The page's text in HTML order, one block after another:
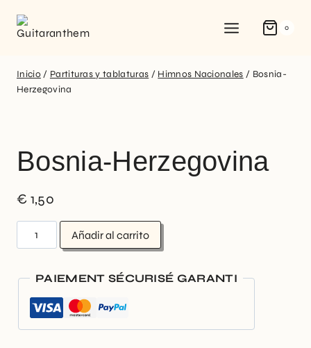
0
Inicio / Partituras y tablaturas / Himnos Nacionales / Bosnia-
Herzegovina
Bosnia-Herzegovina
€ 1,50
Añadir al carrito
PAIEMENT SÉCURISÉ GARANTI